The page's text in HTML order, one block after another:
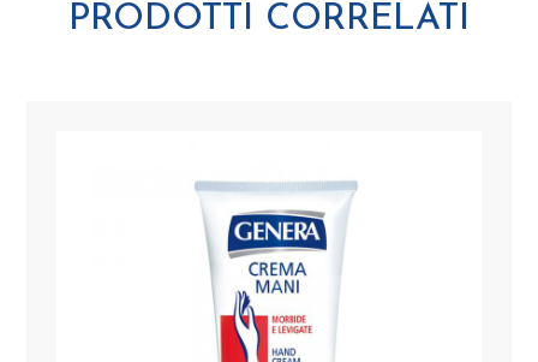
PRODOTTI CORRELATI